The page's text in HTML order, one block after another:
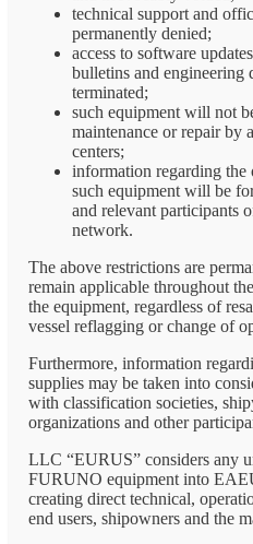
technical support and
permanently denied;
access to software
bulletins and engineering
terminated;
such equipment will not
maintenance or repair by
centers;
information regarding
such equipment will be
and relevant participants
network.
The above restrictions are
remain applicable throughout
the equipment, regardless of
vessel reflagging or change of
Furthermore, information
supplies may be taken into
with classification societies,
organizations and other
LLC “EURUS” considers any
FURUNO equipment into
creating direct technical,
end users, shipowners and the